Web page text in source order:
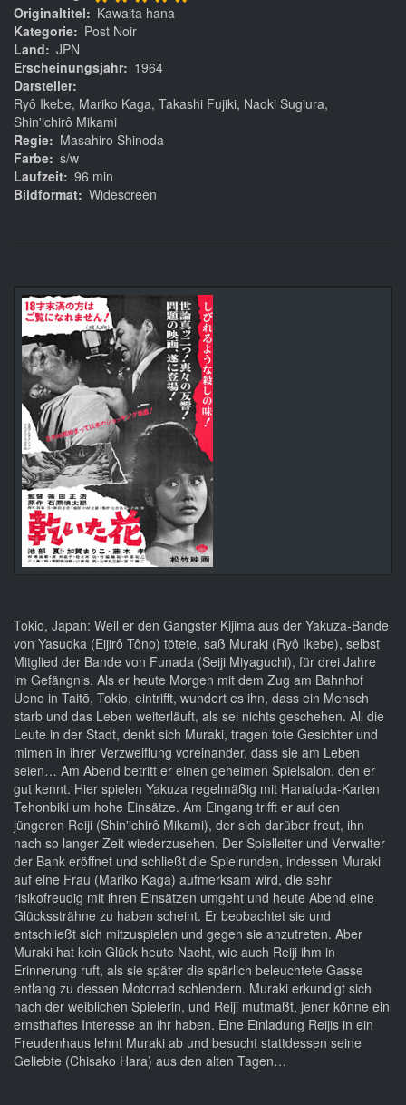
Originaltitel
Kawaita hana
Kategorie
Post Noir
Land
JPN
Erscheinungsjahr
1964
Darsteller
Ryô Ikebe, Mariko Kaga, Takashi Fujiki, Naoki Sugiura,
Shin'ichirô Mikami
Regie
Masahiro Shinoda
Farbe s/w
Laufzeit 96 min
Bildformat Widescreen
Tokio, Japan: Weil er den Gangster Kijima aus der Yakuza-Bande
von Yasuoka (Eijirô Tôno) tötete, saß Muraki (Ryô Ikebe), selbst
Mitglied der Bande von Funada (Seiji Miyaguchi), für drei Jahre
im Gefängnis. Als er heute Morgen mit dem Zug am Bahnhof
Ueno in Taitō, Tokio, eintrifft, wundert es ihn, dass ein Mensch
starb und das Leben weiterläuft, als sei nichts geschehen. All die
Leute in der Stadt, denkt sich Muraki, tragen tote Gesichter und
mimen in ihrer Verzweiflung voreinander, dass sie am Leben
seien… Am Abend betritt er einen geheimen Spielsalon, den er
gut kennt. Hier spielen Yakuza regelmäßig mit Hanafuda-Karten
Tehonbiki um hohe Einsätze. Am Eingang trifft er auf den
jüngeren Reiji (Shin'ichirô Mikami), der sich darüber freut, ihn
nach so langer Zeit wiederzusehen. Der Spielleiter und Verwalter
der Bank eröffnet und schließt die Spielrunden, indessen Muraki
auf eine Frau (Mariko Kaga) aufmerksam wird, die sehr
risikofreudig mit ihren Einsätzen umgeht und heute Abend eine
Glückssträhne zu haben scheint. Er beobachtet sie und
entschließt sich mitzuspielen und gegen sie anzutreten. Aber
Muraki hat kein Glück heute Nacht, wie auch Reiji ihm in
Erinnerung ruft, als sie später die spärlich beleuchtete Gasse
entlang zu dessen Motorrad schlendern. Muraki erkundigt sich
nach der weiblichen Spielerin, und Reiji mutmaßt, jener könne ein
ernsthaftes Interesse an ihr haben. Eine Einladung Reijis in ein
Freudenhaus lehnt Muraki ab und besucht stattdessen seine
Geliebte (Chisako Hara) aus den alten Tagen…